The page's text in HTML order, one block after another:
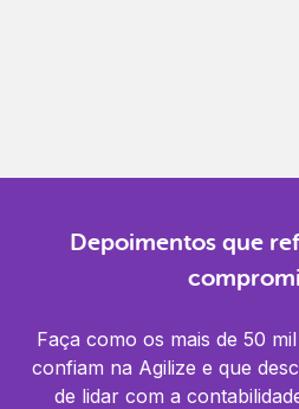
Depoimentos que
Faça como os mais de 50
confiam na Agilize e que
de lidar com a